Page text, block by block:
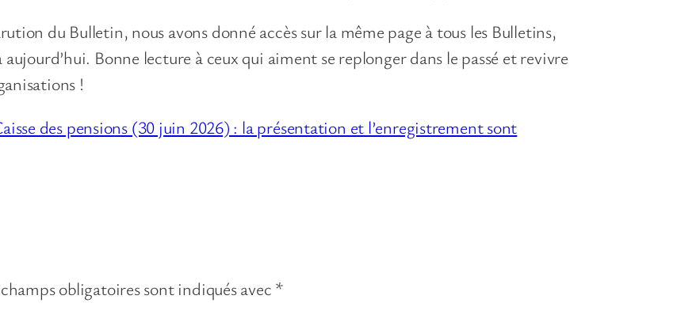
du Bulletin, nous avons donné accès sur la même page à tous les Bulletins,
Bonne lecture à ceux qui aiment se replonger dans le passé et revivre
!
des pensions (30 juin 2026) : la présentation et l’enregistrement sont
obligatoires sont indiqués avec *